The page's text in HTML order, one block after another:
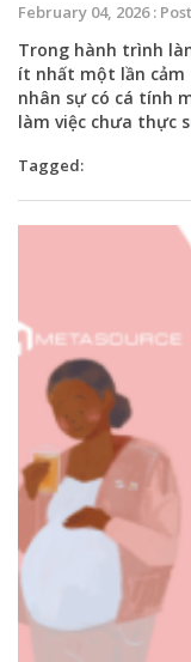
February 04, 2026 :
Trong hành trình
ít nhất một lần cảm
nhân sự có cá tính
làm việc chưa thực
Tagged: